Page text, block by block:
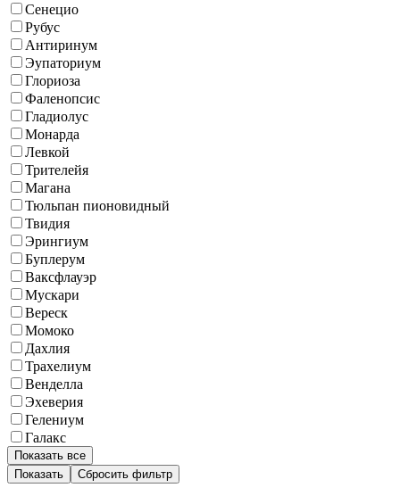
Сенецио
Рубус
Антиринум
Эупаториум
Глориоза
Фаленопсис
Гладиолус
Монарда
Левкой
Трителейя
Магана
Тюльпан пионовидный
Твидия
Эрингиум
Буплерум
Ваксфлауэр
Мускари
Вереск
Момоко
Дахлия
Трахелиум
Венделла
Эхеверия
Гелениум
Галакс
Показать все
Сбросить фильтр